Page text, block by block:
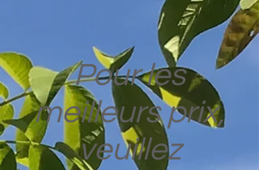
Pour les
meilleurs prix,
veuillez